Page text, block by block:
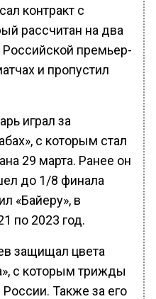
контракт с
рассчитан на два
премьер-
и пропустил
играл за
с которым стал
29 марта. Ранее он
до 1/8 финала
«Байеру», в
по 2023 год.
защищал цвета
с которым трижды
Также за его